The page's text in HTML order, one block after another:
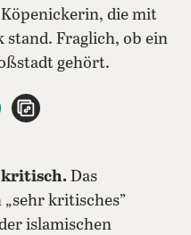
Köpenickerin, die mit
Fraglich, ob ein
gehört.
teilen
per E-Mail teilen
kritisch. Das
kritisches”
islamischen